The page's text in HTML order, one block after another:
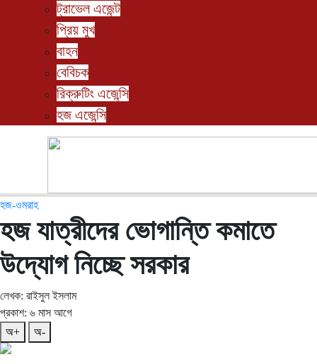
ট্রাভেল এজেন্ট
প্রিয় মুখ
বাহন
বেবিচক
রিক্রুটিং এজেন্সি
হজ এজেন্সি
হজ-ওমরাহ
হজ যাত্রীদের ভোগান্তি কমাতে
উদ্যোগ নিচ্ছে সরকার
লেখক: রাইসুল ইসলাম
প্রকাশ: ৬ মাস আগে
অ+
অ-